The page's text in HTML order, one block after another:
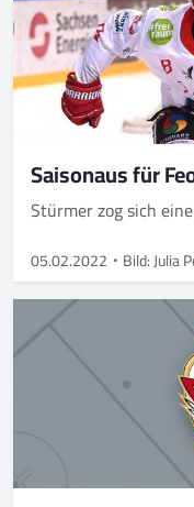
Saisonaus für
Stürmer zog sich
05.02.2022 Bild: Julia